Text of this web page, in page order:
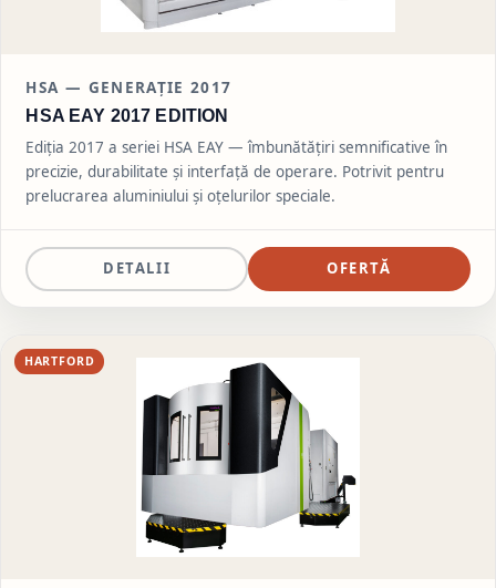
HSA — GENERAȚIE 2017
HSA EAY 2017 EDITION
Ediția 2017 a seriei HSA EAY — îmbunătățiri semnificative în
precizie, durabilitate și interfață de operare. Potrivit pentru
prelucrarea aluminiului și oțelurilor speciale.
DETALII OFERTĂ
HARTFORD